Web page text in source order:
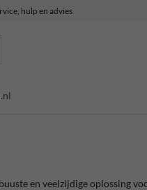
hulp en advies
en veelzijdige oplossing